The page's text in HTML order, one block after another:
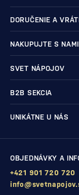
DORUČENIE A
NAKUPUJTE S NAMI
SVET NÁPOJOV
B2B SEKCIA
UNIKÁTNE U NÁS
OBJEDNÁVKY A
+421 901 720 720